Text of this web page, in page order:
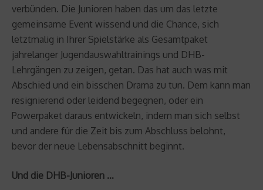
verbünden. Die Junioren haben das um das letzte
gemeinsame Event wissend und die Chance, sich
letztmalig in Ihrer Spielstärke als Gesamtpaket
jahrelanger Jugendauswahltrainings und DHB-
Lehrgängen zu zeigen, getan. Das hat auch was mit
Abschied und ein bisschen Drama zu tun. Dem kann man
resignierend oder leidend begegnen, oder ein
Powerpaket daraus entwickeln, indem man sich selbst
und andere für die Zeit bis zum Abschluss belohnt,
bevor der neue Lebensabschnitt beginnt.
Und die DHB-Junioren …